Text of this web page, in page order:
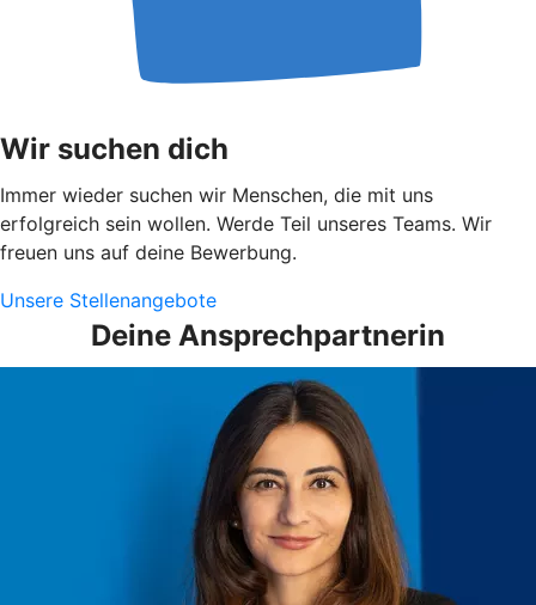
Wir suchen dich
Immer wieder suchen wir Menschen, die mit uns
erfolgreich sein wollen. Werde Teil unseres Teams. Wir
freuen uns auf deine Bewerbung.
Unsere Stellenangebote
Deine Ansprechpartnerin